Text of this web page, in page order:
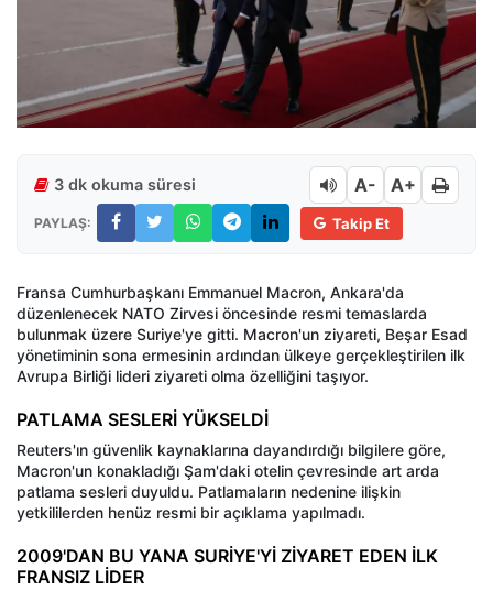
3 dk okuma süresi A- A+
PAYLAŞ: Takip Et
Fransa Cumhurbaşkanı Emmanuel Macron, Ankara'da
düzenlenecek NATO Zirvesi öncesinde resmi temaslarda
bulunmak üzere Suriye'ye gitti. Macron'un ziyareti, Beşar Esad
yönetiminin sona ermesinin ardından ülkeye gerçekleştirilen ilk
Avrupa Birliği lideri ziyareti olma özelliğini taşıyor.
PATLAMA SESLERİ YÜKSELDİ
Reuters'ın güvenlik kaynaklarına dayandırdığı bilgilere göre,
Macron'un konakladığı Şam'daki otelin çevresinde art arda
patlama sesleri duyuldu. Patlamaların nedenine ilişkin
yetkililerden henüz resmi bir açıklama yapılmadı.
2009'DAN BU YANA SURİYE'Yİ ZİYARET EDEN İLK
FRANSIZ LİDER